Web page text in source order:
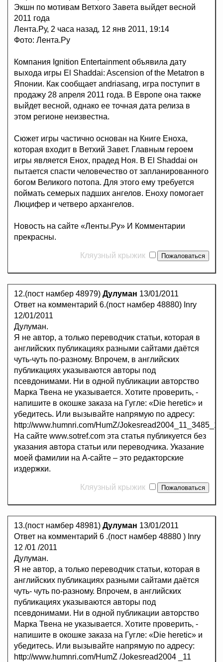
Экшн по мотивам Ветхого Завета выйдет весной
2011 года
Лента.Ру, 2 часа назад, 12 янв 2011, 19:14
Фото: Лента.Ру
Компания Ignition Entertainment объявила дату
выхода игры El Shaddai: Ascension of the Metatron в
Японии. Как сообщает andriasang, игра поступит в
продажу 28 апреля 2011 года. В Европе она также
выйдет весной, однако ее точная дата релиза в
этом регионе неизвестна.
Сюжет игры частично основан на Книге Еноха,
которая входит в Ветхий Завет. Главным героем
игры является Енох, прадед Ноя. В El Shaddai он
пытается спасти человечество от запланированного
богом Великого потопа. Для этого ему требуется
поймать семерых падших ангелов. Еноху помогает
Люцифер и четверо архангелов.
Новость на сайте «Ленты.Ру» И Комментарии
прекрасны.
Кляузный крыжик
12.(пост намбер 48979) Дулуман 13/01/2011
Ответ на комментарий 6.(пост намбер 48880) Inry
12/01/2011
Дулуман.
Я не автор, а только переводчик статьи, которая в
английских публикациях разными сайтами даётся
чуть-чуть по-разному. Впрочем, в английских
публикациях указываются авторы под
псевдонимами. Ни в одной публикации авторство
Марка Твена не указывается. Хотите проверить, -
напишите в окошке заказа на Гугле: «Die heretic» и
убедитесь. Или вызывайте напрямую по адресу:
http://www.humnri.com/HumZ/
На сайте www.sotref.com эта статья публикуется без
указания автора статьи или переводчика. Указание
моей фамилии на А-сайте – это редакторские
издержки.
Кляузный крыжик
13.(пост намбер 48981) Дулуман 13/01/2011
Ответ на комментарий 6 .(пост намбер 48880 ) Inry
12 /01 /2011
Дулуман.
Я не автор, а только переводчик статьи, которая в
английских публикациях разными сайтами даётся
чуть- чуть по-разному. Впрочем, в английских
публикациях указываются авторы под
псевдонимами. Ни в одной публикации авторство
Марка Твена не указывается. Хотите проверить, -
напишите в окошке заказа на Гугле: «Die heretic» и
убедитесь. Или вызывайте напрямую по адресу:
http://www.humnri.com/HumZ /Jokesread2004 _11